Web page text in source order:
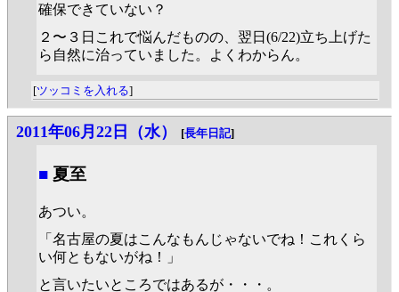
確保できていない？
２〜３日これで悩んだものの、翌日(6/22)立ち上げた
ら自然に治っていました。よくわからん。
[ツッコミを入れる]
2011年06月22日（水） [長年日記]
■ 夏至
あつい。
「名古屋の夏はこんなもんじゃないでね！これくら
い何ともないがね！」
と言いたいところではあるが・・・。